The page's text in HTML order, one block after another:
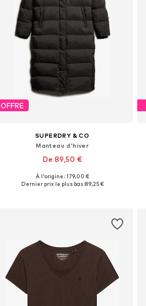
OFFRE
SUPERDRY & CO
Manteau d’hiver
De 89,50 €
Tailles disponibles: S, M, L, XL, XXL
À l'origine : 179,00 €
Dernier prix le plus bas :89,25 €